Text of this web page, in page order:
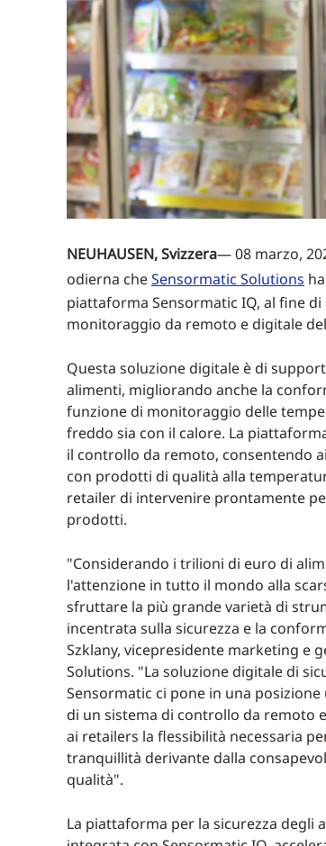
NEUHAUSEN, Svizzera— 08 marzo,
odierna cheSensormatic Solutions
piattaforma Sensormatic IQ, al fine
monitoraggio da remoto e digitale
Questa soluzione digitale è di
alimenti, migliorando anche la
funzione di monitoraggio delle
freddo sia con il calore. La
il controllo da remoto, consentendo
con prodotti di qualità alla
retailer di intervenire prontamente
prodotti.
"Considerando i trilioni di euro di
l'attenzione in tutto il mondo alla
sfruttare la più grande varietà di
incentrata sulla sicurezza e la
Szklany, vicepresidente marketing e
Solutions. "La soluzione digitale di
Sensormatic ci pone in una
di un sistema di controllo da remoto
ai retailers la flessibilità necessaria
tranquillità derivante dalla
qualità".
La piattaforma per la sicurezza degli